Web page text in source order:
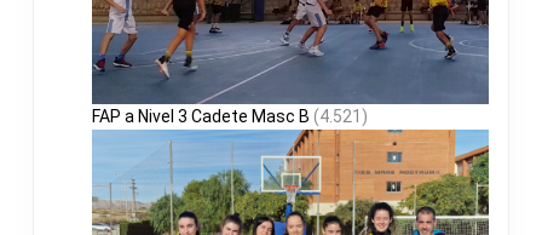
FAP a Nivel 3 Cadete Masc B (4.521)